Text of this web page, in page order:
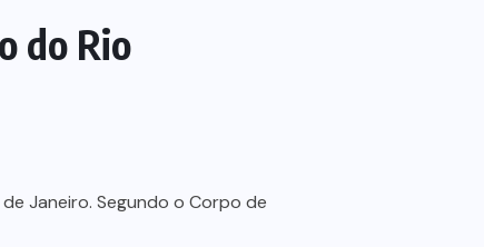
do Rio
Janeiro. Segundo o Corpo de